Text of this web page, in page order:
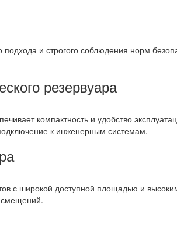
и строгого соблюдения норм
резервуара
компактность и удобство
к инженерным системам.
с широкой доступной площадью и
смещений.